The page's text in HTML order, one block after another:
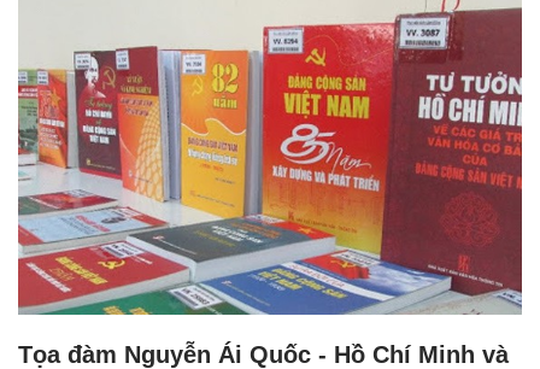
Tọa đàm Nguyễn Ái Quốc - Hồ Chí Minh và